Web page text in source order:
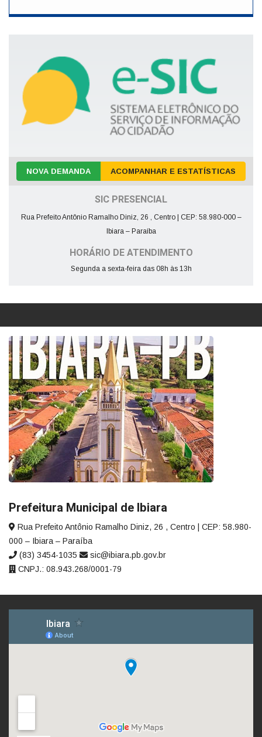
NOVA DEMANDA ACOMPANHAR E ESTATÍSTICAS
SIC PRESENCIAL
Rua Prefeito Antônio Ramalho Diniz, 26 , Centro | CEP: 58.980-000 –
Ibiara – Paraíba
HORÁRIO DE ATENDIMENTO
Segunda a sexta-feira das 08h às 13h
Prefeitura Municipal de Ibiara
Rua Prefeito Antônio Ramalho Diniz, 26 , Centro | CEP: 58.980-
000 – Ibiara – Paraíba
(83) 3454-1035
sic@ibiara.pb.gov.br
CNPJ.: 08.943.268/0001-79